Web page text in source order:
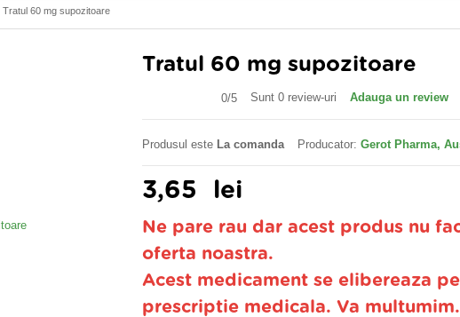
Tratul 60 mg supozitoare
Tratul 60 mg supozitoare
0/5 Sunt 0 review-uri Adauga un review
Produsul este La comanda Producator: Gerot Pharma,
3,65 lei
Ne pare rau dar acest produs nu
oferta noastra.
Acest medicament se elibereaza
prescriptie medicala. Va multumim.